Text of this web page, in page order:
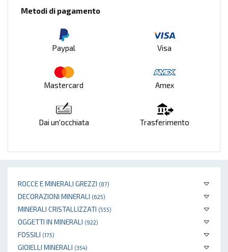
ROCCE E MINERALI GREZZI (87)
DECORAZIONI MINERALI (625)
MINERALI CRISTALLIZZATI (555)
OGGETTI IN MINERALI (922)
FOSSILI (175)
GIOIELLI MINERALI (354)
Metodi di pagamento
Paypal Visa
Mastercard Amex
Dai un'occhiata Trasferimento